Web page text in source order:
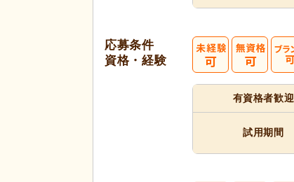
応募条件
資格・経験
有資格者歓迎
試用期間